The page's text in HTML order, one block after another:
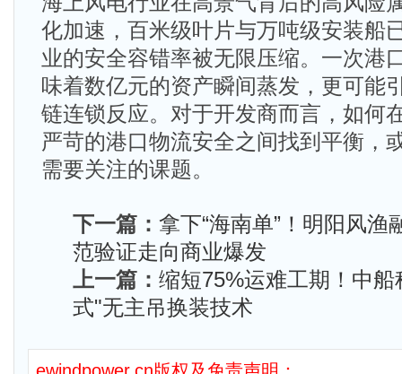
化加速，百米级叶片与万吨级安装船
业的安全容错率被无限压缩。一次港
味着数亿元的资产瞬间蒸发，更可能
链连锁反应。对于开发商而言，如何
严苛的港口物流安全之间找到平衡，
需要关注的课题。
下一篇： 拿下“海南单”！明阳风渔
范验证走向商业爆发
上一篇： 缩短75%运难工期！中
式"无主吊换装技术